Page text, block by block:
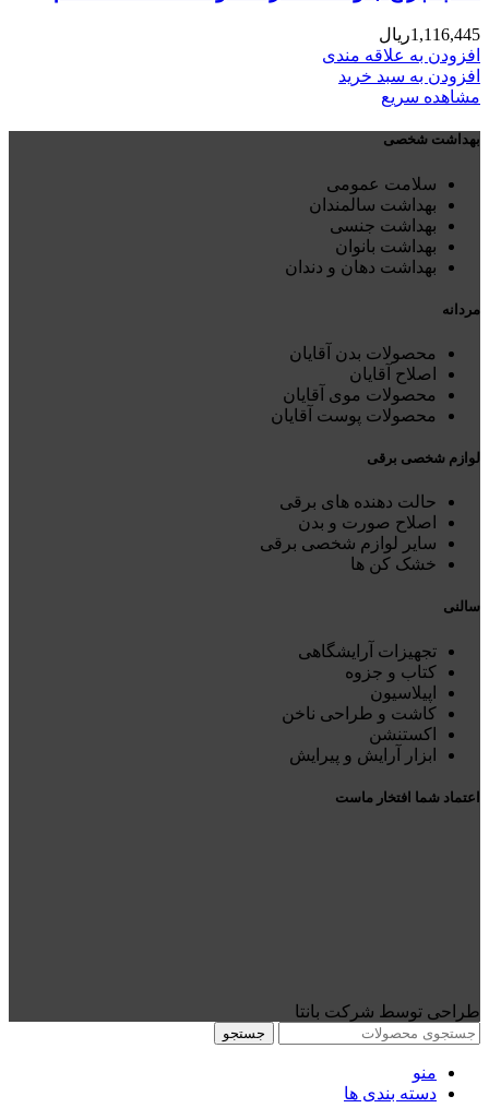
1,116,445ریال
افزودن به علاقه مندی
افزودن به سبد خرید
مشاهده سریع
بهداشت شخصی
سلامت عمومی
بهداشت سالمندان
بهداشت جنسی
بهداشت بانوان
بهداشت دهان و دندان
مردانه
محصولات بدن آقایان
اصلاح آقایان
محصولات موی آقایان
محصولات پوست آقایان
لوازم شخصی برقی
حالت دهنده های برقی
اصلاح صورت و بدن
سایر لوازم شخصی برقی
خشک کن ها
سالنی
تجهیزات آرایشگاهی
کتاب و جزوه
اپیلاسیون
کاشت و طراحی ناخن
اکستنشن
ابزار آرایش و پیرایش
اعتماد شما افتخار ماست
طراحی توسط شرکت بانتا
جستجو
منو
دسته بندی ها